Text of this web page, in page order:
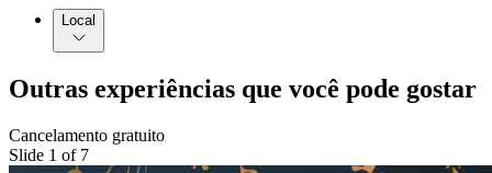
Local
Outras experiências que você pode gostar
Cancelamento gratuito
Slide 1 of 7